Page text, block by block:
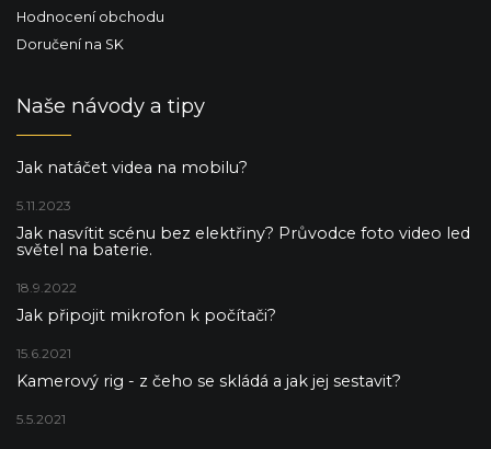
Hodnocení obchodu
Doručení na SK
Naše návody a tipy
Jak natáčet videa na mobilu?
5.11.2023
Jak nasvítit scénu bez elektřiny? Průvodce foto video led
světel na baterie.
18.9.2022
Jak připojit mikrofon k počítači?
15.6.2021
Kamerový rig - z čeho se skládá a jak jej sestavit?
5.5.2021